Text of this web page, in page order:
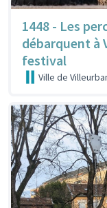
1448 - Les
débarquent à
festival
Ville de